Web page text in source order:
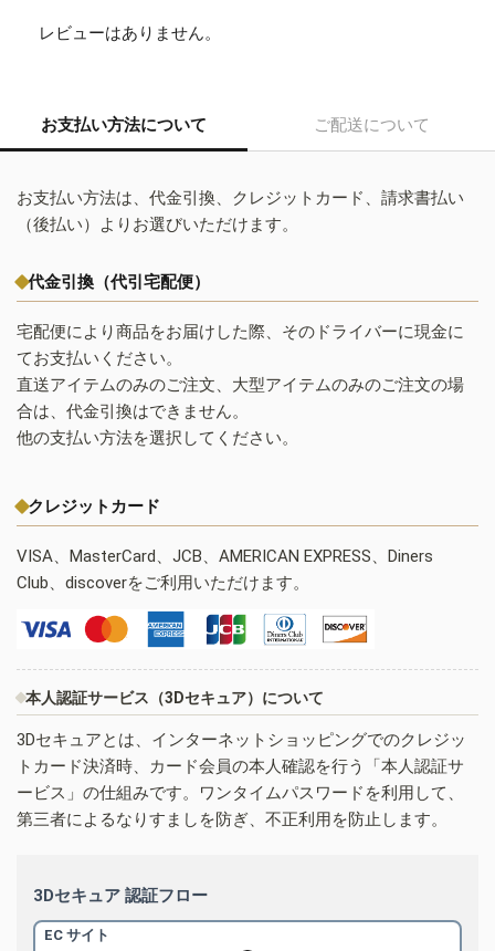
レビューはありません。
お支払い方法について ご配送について
お支払い方法は、代金引換、クレジットカード、請求書払い
（後払い）よりお選びいただけます。
代金引換（代引宅配便）
宅配便により商品をお届けした際、そのドライバーに現金に
てお支払いください。
直送アイテムのみのご注文、大型アイテムのみのご注文の場
合は、代金引換はできません。
他の支払い方法を選択してください。
クレジットカード
VISA、MasterCard、JCB、AMERICAN EXPRESS、Diners
Club、discoverをご利用いただけます。
本人認証サービス（3Dセキュア）について
3Dセキュアとは、インターネットショッピングでのクレジッ
トカード決済時、カード会員の本人確認を行う「本人認証サ
ービス」の仕組みです。ワンタイムパスワードを利用して、
第三者によるなりすましを防ぎ、不正利用を防止します。
3Dセキュア 認証フロー
EC サイト